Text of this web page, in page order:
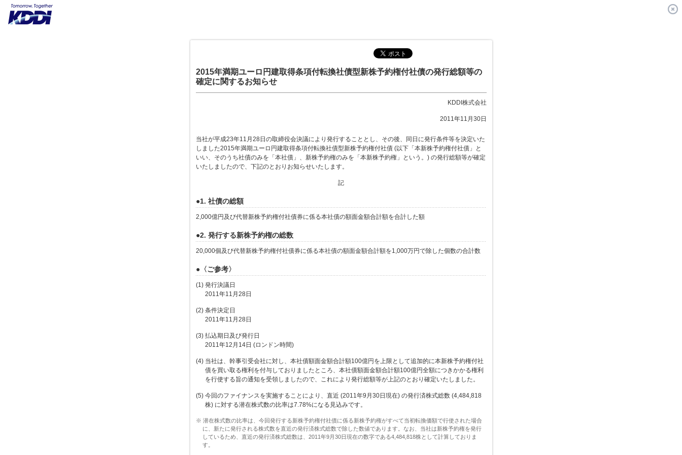
2015年満期ユーロ円建取得条項付転換社債型新株予約権付社債の発行総額等の
確定に関するお知らせ
KDDI株式会社
2011年11月30日
当社が平成23年11月28日の取締役会決議により発行することとし、その後、同日に発行条件等を決定いた
しました2015年満期ユーロ円建取得条項付転換社債型新株予約権付社債 (以下「本新株予約権付社債」と
いい、そのうち社債のみを「本社債」、新株予約権のみを「本新株予約権」という。) の発行総額等が確定
いたしましたので、下記のとおりお知らせいたします。
記
●1. 社債の総額
2,000億円及び代替新株予約権付社債券に係る本社債の額面金額合計額を合計した額
●2. 発行する新株予約権の総数
20,000個及び代替新株予約権付社債券に係る本社債の額面金額合計額を1,000万円で除した個数の合計数
●〈ご参考〉
(1) 発行決議日
2011年11月28日
(2) 条件決定日
2011年11月28日
(3) 払込期日及び発行日
2011年12月14日 (ロンドン時間)
(4) 当社は、幹事引受会社に対し、本社債額面金額合計額100億円を上限として追加的に本新株予約権付社
債を買い取る権利を付与しておりましたところ、本社債額面金額合計額100億円全額につきかかる権利
を行使する旨の通知を受領しましたので、これにより発行総額等が上記のとおり確定いたしました。
(5) 今回のファイナンスを実施することにより、直近 (2011年9月30日現在) の発行済株式総数 (4,484,818
株) に対する潜在株式数の比率は7.78%になる見込みです。
※ 潜在株式数の比率は、今回発行する新株予約権付社債に係る新株予約権がすべて当初転換価額で行使された場合
に、新たに発行される株式数を直近の発行済株式総数で除した数値であります。なお、当社は新株予約権を発行
しているため、直近の発行済株式総数は、2011年9月30日現在の数字である4,484,818株として計算しておりま
す。